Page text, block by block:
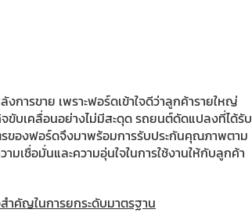
ารขาย เพราะฟอร์ดเข้าใจดีว่าลูกค้ารายใหญ่
ขับเคลื่อนอย่างไม่มีสะดุด รถยนต์ดัดแปลงที่ได้รับ
รของฟอร์ดจึงมาพร้อมการรับประกันคุณภาพตาม
เชื่อมั่นและความอุ่นใจในการใช้งานให้กับลูกค้า
คัญในการยกระดับมาตรฐาน